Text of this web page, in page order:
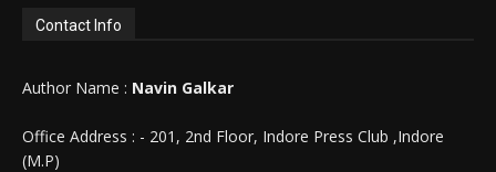
Contact Info
Author Name : Navin Galkar
Office Address : - 201, 2nd Floor, Indore Press Club ,Indore
(M.P)